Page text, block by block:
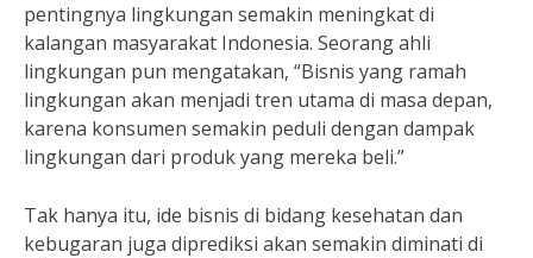
pentingnya lingkungan semakin meningkat di
kalangan masyarakat Indonesia. Seorang ahli
lingkungan pun mengatakan, “Bisnis yang ramah
lingkungan akan menjadi tren utama di masa depan,
karena konsumen semakin peduli dengan dampak
lingkungan dari produk yang mereka beli.”
Tak hanya itu, ide bisnis di bidang kesehatan dan
kebugaran juga diprediksi akan semakin diminati di